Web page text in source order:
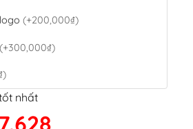
(+200,000₫)
(+300,000₫)
nhất